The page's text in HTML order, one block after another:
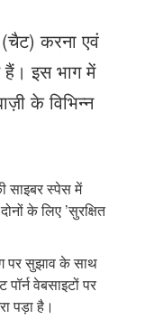
करना एवं
हैं। इस भाग में
के विभिन्न
स्पेस में
के लिए ’सुरक्षित
पर सुझाव के साथ
वेबसाइटों पर
पड़ा है।